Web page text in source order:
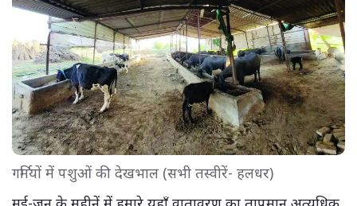
गर्मियों में पशुओं की देखभाल (सभी तस्वीरें- हलधर)